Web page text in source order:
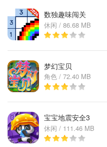
数独趣味闯关
休闲 / 86.68 MB
梦幻宝贝
角色 / 72.40 MB
宝宝地震安全3
休闲 / 111.46 MB